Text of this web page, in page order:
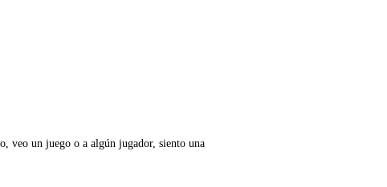
veo un juego o a algún jugador, siento una